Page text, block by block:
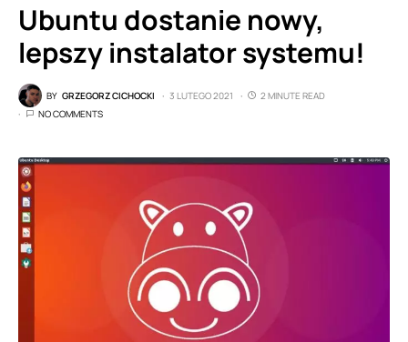
Ubuntu dostanie nowy,
lepszy instalator systemu!
BY GRZEGORZ CICHOCKI 3 LUTEGO 2021
2 MINUTE READ
NO COMMENTS